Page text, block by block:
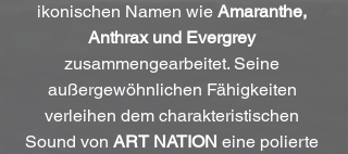
ikonischen Namen wie Amaranthe,
Anthrax und Evergrey
zusammengearbeitet. Seine
außergewöhnlichen Fähigkeiten
verleihen dem charakteristischen
Sound von ART NATION eine polierte